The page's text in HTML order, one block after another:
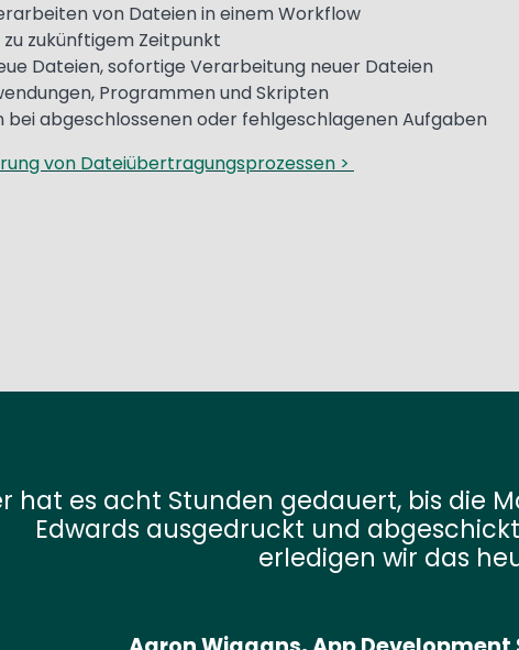
von Dateien in einem Workflow
zukünftigem Zeitpunkt
Dateien, sofortige Verarbeitung neuer Dateien
Programmen und Skripten
abgeschlossenen oder fehlgeschlagenen Aufgaben
von Dateiübertragungsprozessen >
hat es acht Stunden gedauert, bis die
Edwards ausgedruckt und
erledigen wir das